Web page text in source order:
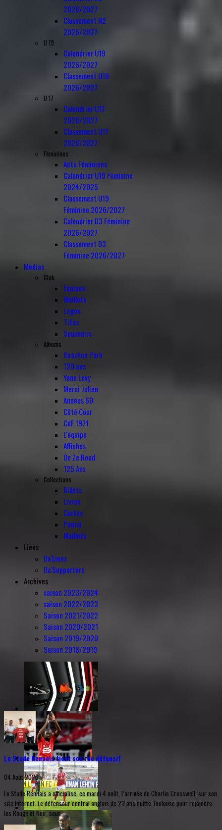
2026/2027
Classement N2
2026/2027
U 19
Calendrier U19
2026/2027
Classement U19
2026/2027
U 17
Calendrier U17
2026/2027
Classement U17
2026/2027
Féminines
Actu Féminines
Calendrier U19 Féminine
2024/2025
Classement U19
Féminine 2026/2027
Calendrier D3 Féminine
2026/2027
Classement D3
Féminine 2026/2027
Medias
Club
Equipes
Maillots
Logos
Tifos
Souvenirs
Albums
Roazhon Park
120 ans
Yann Levy
Merci Julien
Années 60
Côté Cour
CdF 1971
L'équipe
Affiches
On Ze Road
125 Ans
Collections
Billets
Livres
Cartes
Panini
Maillots
Liens
Da'Liens
Da'Supporters
Archives
saison 2023/2024
saison 2022/2023
Saison 2021/2022
Saison 2020/2021
Saison 2019/2020
Saison 2018/2019
Le Stade Rennais tient son roc défensif
04 Août 2026
Le Stade Rennais a officialisé, ce mardi 4 août, l’arrivée de Charlie Cresswell, sur son
site Internet. Le défenseur central anglais de 23 ans quitte Toulouse pour rejoindre
les Rouge et Noir, sous...